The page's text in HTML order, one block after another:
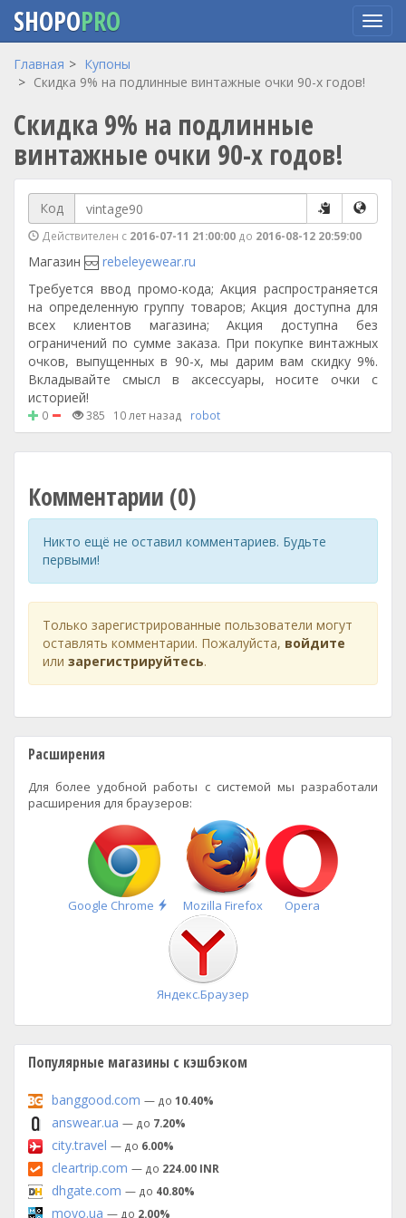
Перейти
содержанию
SHOPOPRO
Главная
Купоны
Скидка 9% на подлинные винтажные очки 90-х годов!
Скидка 9% на подлинные
винтажные очки 90-х годов!
Код
Действителен с 2016-07-11 21:00:00 до 2016-08-12 20:59:00
Магазин
rebeleyewear.ru
Требуется ввод промо-кода; Акция распространяется
на определенную группу товаров; Акция доступна для
всех клиентов магазина; Акция доступна без
ограничений по сумме заказа. При покупке винтажных
очков, выпущенных в 90-х, мы дарим вам скидку 9%.
Вкладывайте смысл в аксессуары, носите очки с
историей!
0 385 10 лет назад robot
Комментарии (0)
Никто ещё не оставил комментариев. Будьте
первыми!
Только зарегистрированные пользователи могут
оставлять комментарии. Пожалуйста, войдите
или зарегистрируйтесь.
Расширения
Для более удобной работы с системой мы разработали
расширения для браузеров:
Google Chrome
Быстрая
установка
Mozilla Firefox Opera
Яндекс.Браузер
Популярные магазины с кэшбэком
banggood.com — до 10.40%
answear.ua — до 7.20%
city.travel — до 6.00%
cleartrip.com — до 224.00 INR
dhgate.com — до 40.80%
moyo.ua — до 2.00%